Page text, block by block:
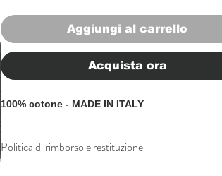
Aggiungi al carrello
Acquista ora
100% cotone - MADE IN ITALY
Politica di rimborso e restituzione